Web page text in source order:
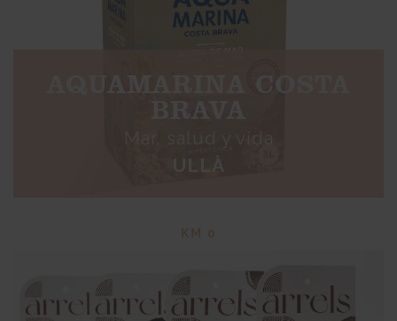
AQUAMARINA COSTA
BRAVA
Mar, salud y vida
ULLÀ